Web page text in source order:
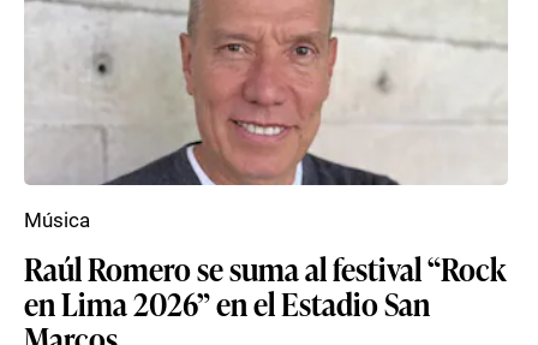
Raúl Romero se suma al festival “Rock
en Lima 2026” en el Estadio San
Música